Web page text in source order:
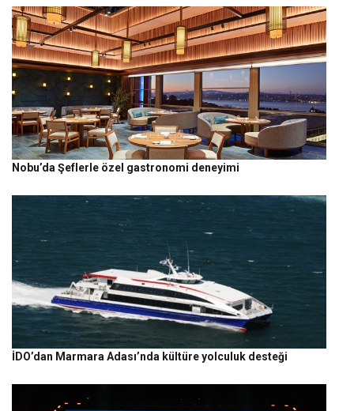
Nobu’da Şeflerle özel gastronomi deneyimi
İDO’dan Marmara Adası’nda kültüre yolculuk desteği